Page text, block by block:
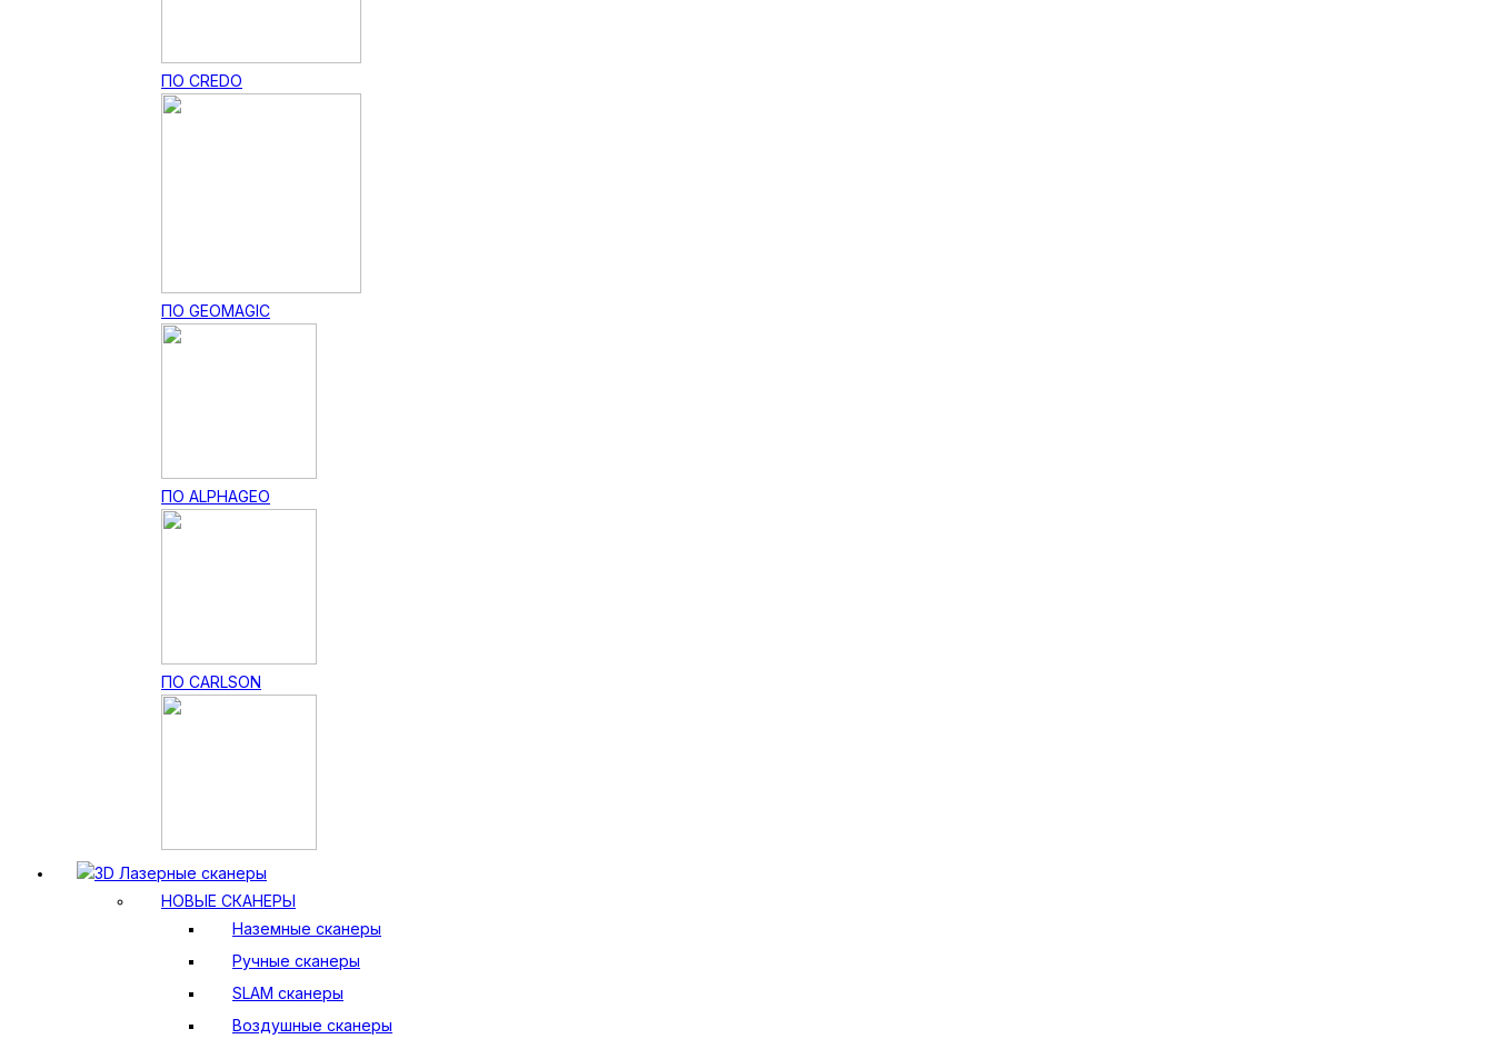
ПО CREDO
ПО GEOMAGIC
ПО ALPHAGEO
ПО CARLSON
3D Лазерные сканеры
НОВЫЕ СКАНЕРЫ
Наземные сканеры
Ручные сканеры
SLAM сканеры
Воздушные сканеры